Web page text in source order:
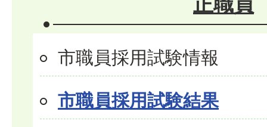
市職員採用試験情報
市職員採用試験結果